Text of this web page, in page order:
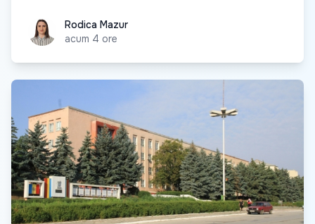
Rodica MazurRodica Mazur
acum 4 ore